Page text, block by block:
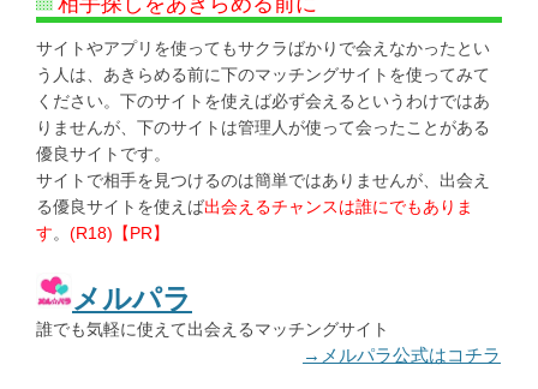
サイトやアプリを使ってもサクラばかりで会えなかったとい
う人は、あきらめる前に下のマッチングサイトを使ってみて
ください。下のサイトを使えば必ず会えるというわけではあ
りませんが、下のサイトは管理人が使って会ったことがある
優良サイトです。
サイトで相手を見つけるのは簡単ではありませんが、出会え
る優良サイトを使えば出会えるチャンスは誰にでもありま
す。 (R18)【PR】
メルパラ
誰でも気軽に使えて出会えるマッチングサイト
→メルパラ公式はコチラ